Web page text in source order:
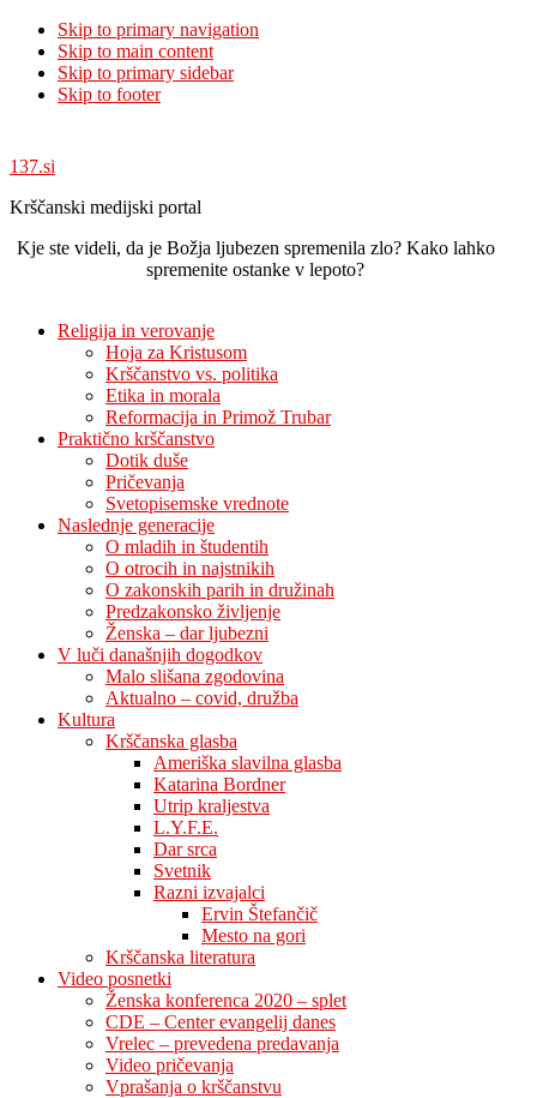
Skip to primary navigation
Skip to main content
Skip to primary sidebar
Skip to footer
137.si
Krščanski medijski portal
Kje ste videli, da je Božja ljubezen spremenila zlo? Kako lahko
spremenite ostanke v lepoto?
Religija in verovanje
Hoja za Kristusom
Krščanstvo vs. politika
Etika in morala
Reformacija in Primož Trubar
Praktično krščanstvo
Dotik duše
Pričevanja
Svetopisemske vrednote
Naslednje generacije
O mladih in študentih
O otrocih in najstnikih
O zakonskih parih in družinah
Predzakonsko življenje
Ženska – dar ljubezni
V luči današnjih dogodkov
Malo slišana zgodovina
Aktualno – covid, družba
Kultura
Krščanska glasba
Ameriška slavilna glasba
Katarina Bordner
Utrip kraljestva
L.Y.F.E.
Dar srca
Svetnik
Razni izvajalci
Ervin Štefančič
Mesto na gori
Krščanska literatura
Video posnetki
Ženska konferenca 2020 – splet
CDE – Center evangelij danes
Vrelec – prevedena predavanja
Video pričevanja
Vprašanja o krščanstvu